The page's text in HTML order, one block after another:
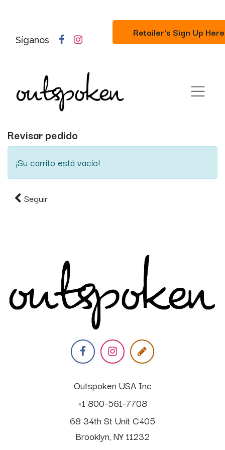
Síganos
Retailer's Sign Up Here
Revisar pedido
¡Su carrito está vacío!
Seguir
Outspoken USA Inc
+1 800-561-7708
68 34th St Unit C405
Brooklyn, NY 11232